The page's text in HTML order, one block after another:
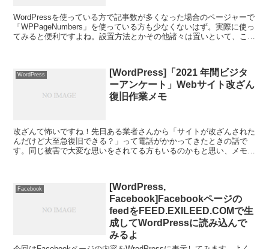
WordPressを使っている方で記事数が多くなった場合のページャーで
「WPPageNumbers」を使っている方も少なくないはず。実際に使っ
てみると便利ですよね。設置方法とかその他諸々は置いといて、この
WordPress
[WordPress]「2021 年間ビジタ
ーアンケート」Webサイト改ざん
復旧作業メモ
改ざんて怖いですね！先日ある業者さんから「サイトが改ざんされた
んだけど大至急復旧できる？」って電話がかかってきたときの話で
す。同じ被害で大変な思いをされてる方もいるのかもと思い、メモを
Facebook
[WordPress,
Facebook]Facebookページの
feedをFEED.EXILEED.COMで生
成してWordPressに読み込んで
みるよ